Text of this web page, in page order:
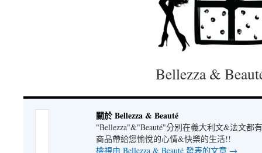
Bellezza &
關於 Bellezza & Beauté
"Bellezza"&"Beauté"分別在義大利文&法文都
商品帶給您愉悅的心情&快樂的生活!!
檢視由 Bellezza & Beauté 發表的文章 →